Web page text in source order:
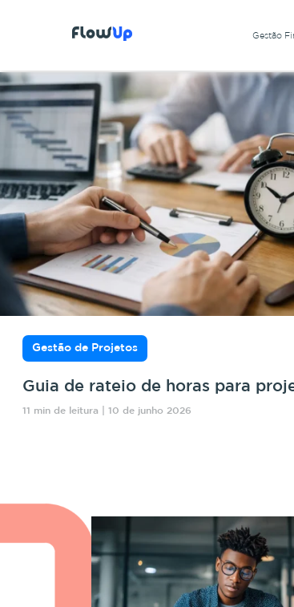
Gestão
Gestão de Projetos
Guia de rateio de horas para
11 min de leitura | 10 de junho 2026